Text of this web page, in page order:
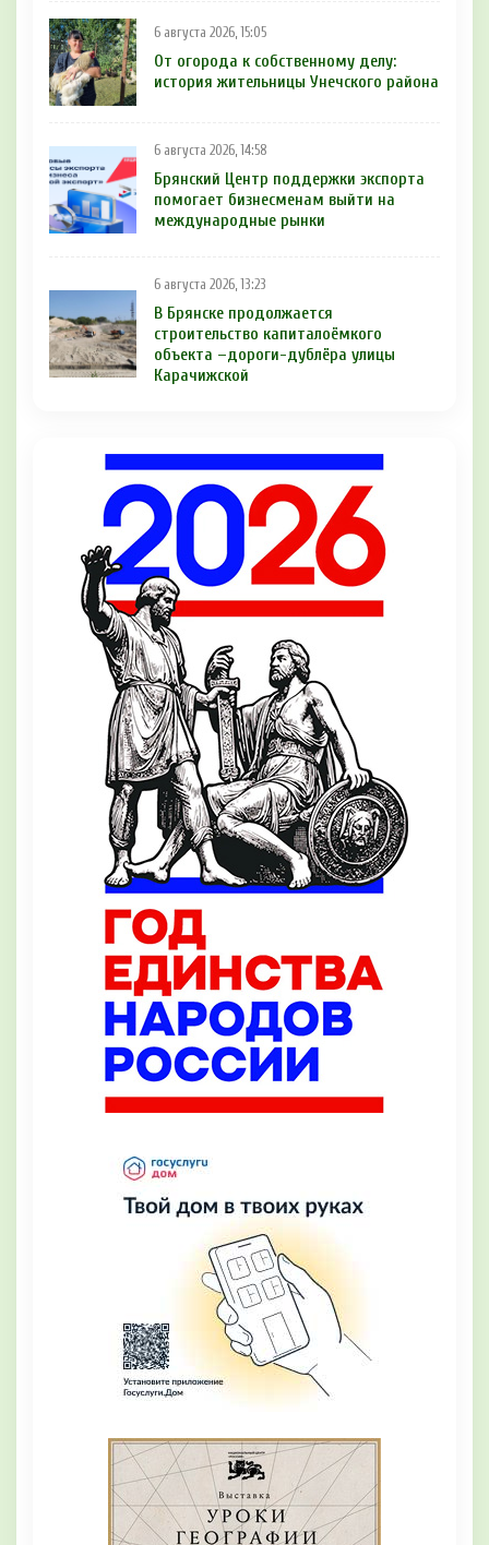
6 августа 2026, 15:05
От огорода к собственному делу:
история жительницы Унечского района
6 августа 2026, 14:58
Брянский Центр поддержки экспорта
помогает бизнесменам выйти на
международные рынки
6 августа 2026, 13:23
В Брянске продолжается
строительство капиталоёмкого
объекта –дороги-дублёра улицы
Карачижской